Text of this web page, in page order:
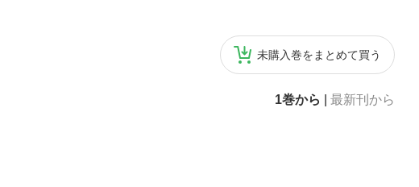
未購入巻をまとめて買う
1巻から 最新刊から